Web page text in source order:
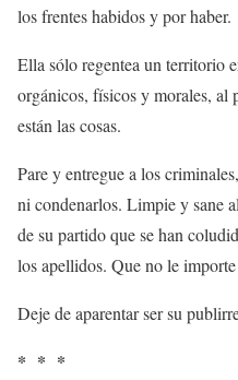
los frentes habidos y por haber.
Ella sólo regentea un territorio
orgánicos, físicos y morales, al
están las cosas.
Pare y entregue a los
ni condenarlos. Limpie y sane
de su partido que se han
los apellidos. Que no le
Deje de aparentar ser su
* * *